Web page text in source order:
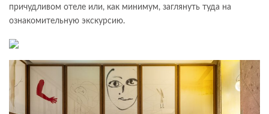
причудливом отеле или, как минимум, заглянуть туда на
ознакомительную экскурсию.